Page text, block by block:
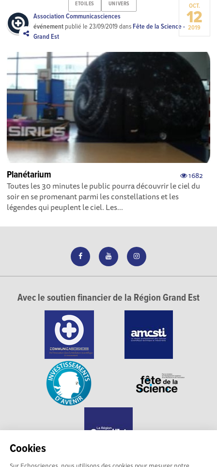
Cookies
ETOILES UNIVERS
Association Communicasciences
événement publié le23/09/2019dans Fête de la Science -
Grand Est
OCT.
12
2019
1682
Planétarium
Toutes les 30 minutes le public pourra découvrir le ciel du
soir en se promenant parmi les constellations et les
légendes qui peuplent le ciel. Les...
Avec le soutien financier de la Région Grand Est